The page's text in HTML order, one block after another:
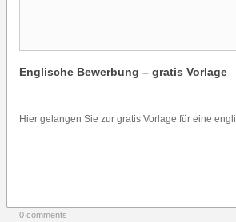
Englische Bewerbung – gratis Vorlage
Hier gelangen Sie zur gratis Vorlage für eine
0 comments